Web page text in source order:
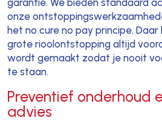
onze
het no cure no pay principe.
grote rioolontstopping altijd
wordt gemaakt zodat je nooit
te staan.
Preventief onderhoud
advies